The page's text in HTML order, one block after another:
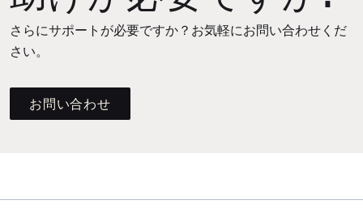
さらにサポートが必要ですか？お気軽にお問い合わせくだ
さい。
お問い合わせ